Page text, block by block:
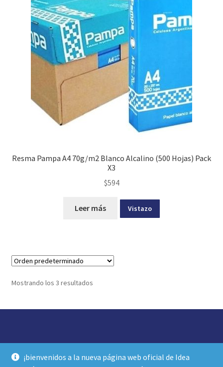
¡bienvenidos a la nueva página web oficial de Idea
Resma Pampa A4 70g/m2 Blanco Alcalino (500 Hojas) Pack
X3
$594
Leer más Vistazo
Mostrando los 3 resultados
política de privacidad y términos de uso
Construido con